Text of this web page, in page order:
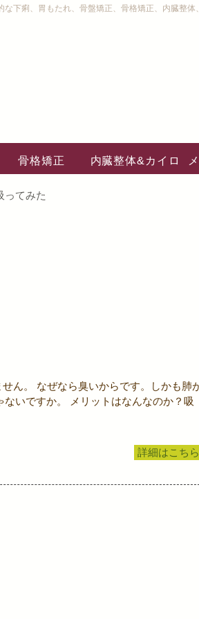
下痢、胃もたれ、骨盤矯正、骨格矯正、内臓整
骨格矯正 内臓整体&カイロ
ってみた
ん。 なぜなら臭いからです。しかも肺
いですか。 メリットはなんなのか？吸
詳細はこちら